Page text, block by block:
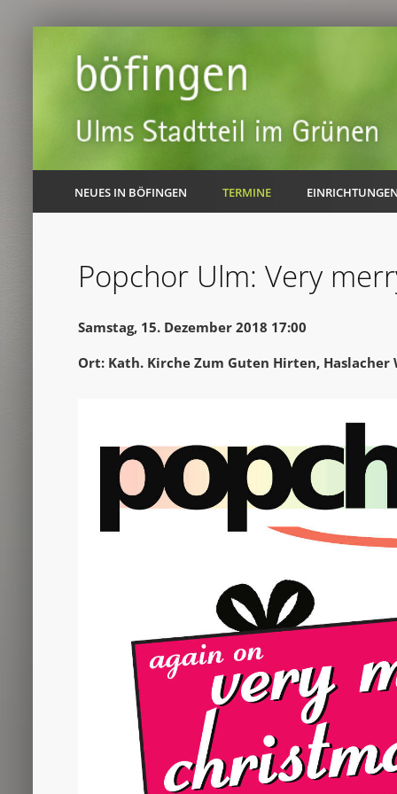
NEUES IN BÖFINGEN TERMINE
Popchor Ulm: Very
Samstag, 15. Dezember 2018 17:00
Ort: Kath. Kirche Zum Guten Hirten, Haslacher